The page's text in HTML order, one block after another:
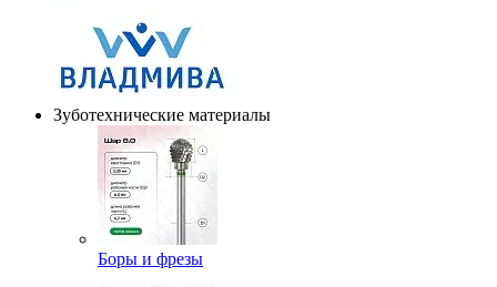
Зуботехнические материалы
Боры и фрезы